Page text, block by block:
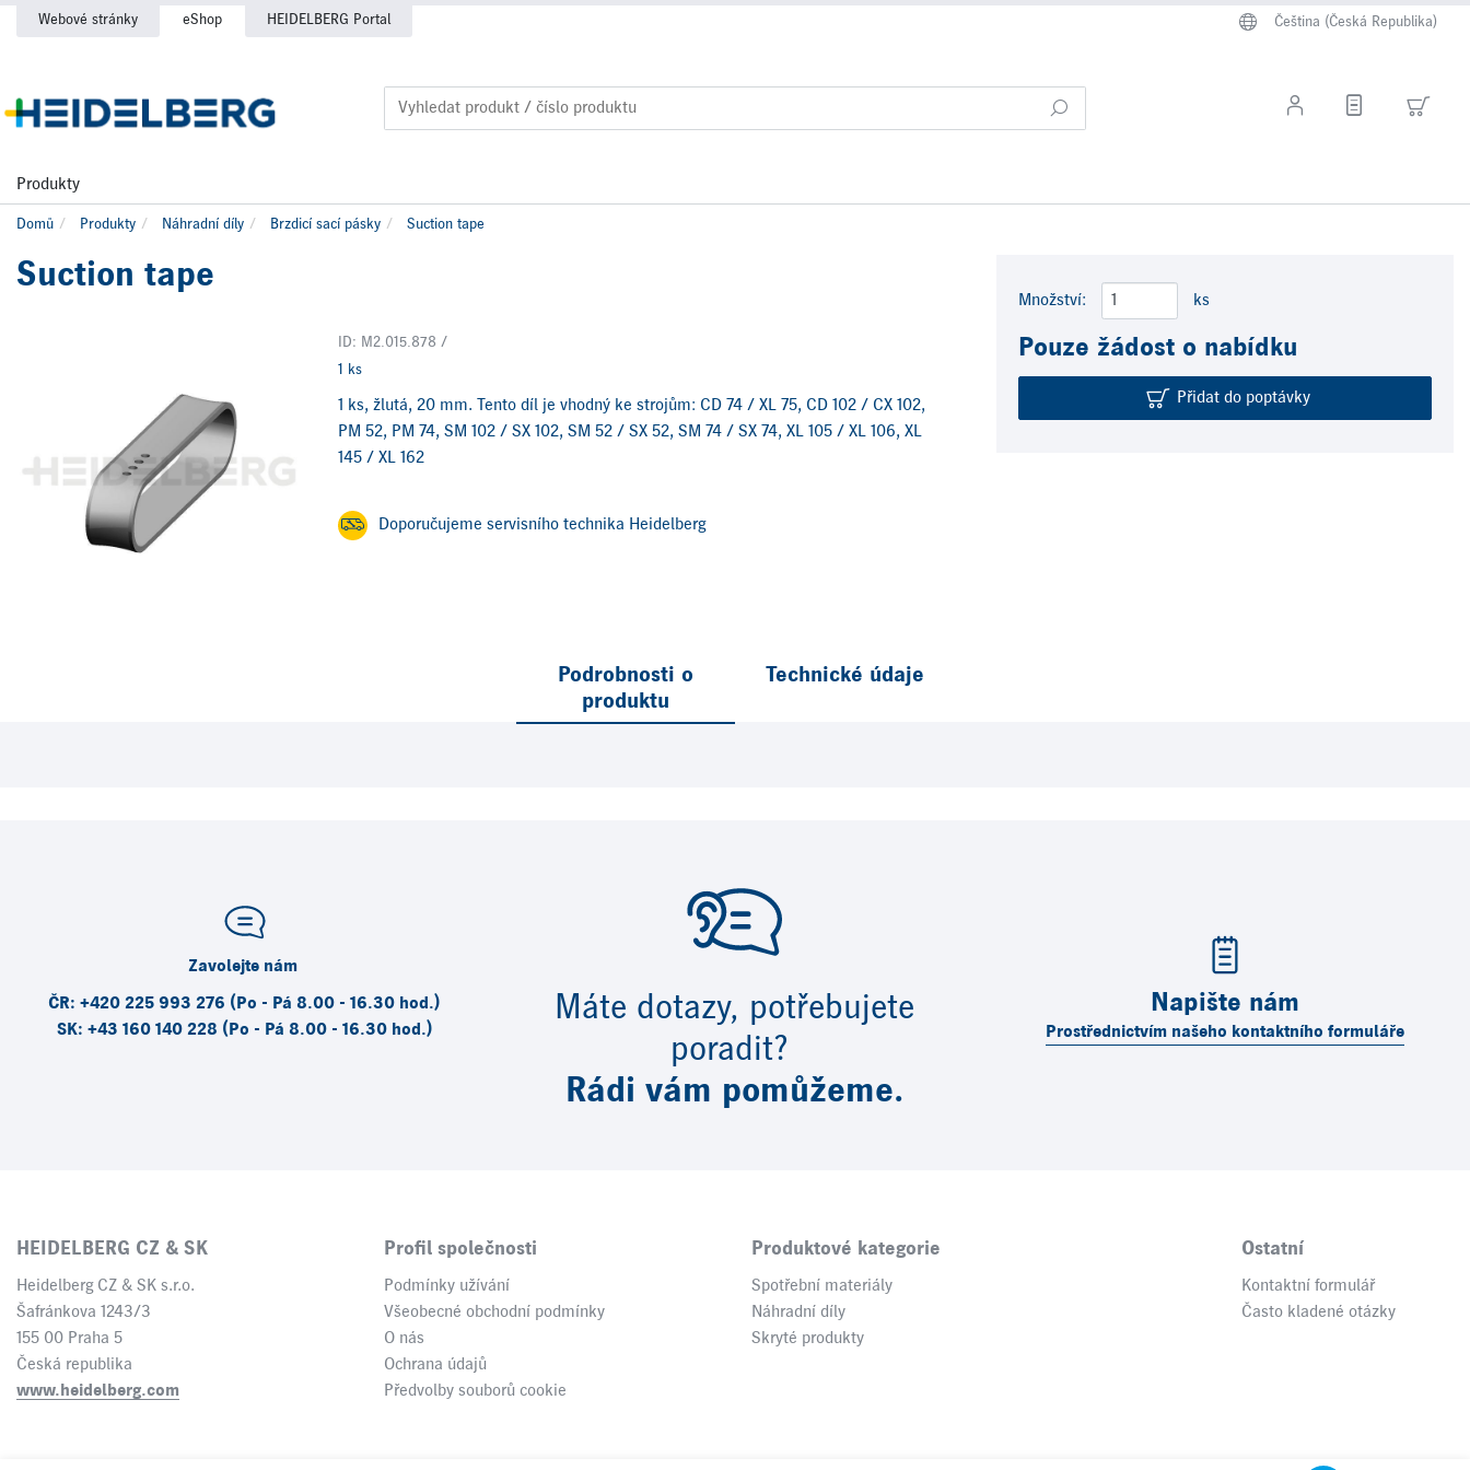
Webové stránky eShop HEIDELBERG Portal
Produkty
Čeština (Česká Republika)
Domů Produkty Náhradní díly Brzdicí sací pásky Suction tape
Suction tape
ID: M2.015.878 /
1 ks
1 ks, žlutá, 20 mm. Tento díl je vhodný ke strojům: CD 74 / XL 75, CD 102 / CX 102,
PM 52, PM 74, SM 102 / SX 102, SM 52 / SX 52, SM 74 / SX 74, XL 105 / XL 106, XL
145 / XL 162
Doporučujeme servisního technika Heidelberg
Množství: ks
Pouze žádost o nabídku
Přidat do poptávky
Podrobnosti o
produktu
Technické údaje
Máte dotazy, potřebujete
poradit?
Rádi vám pomůžeme.
Zavolejte nám
ČR: +420 225 993 276 (Po - Pá 8.00 - 16.30 hod.)
SK: +43 160 140 228 (Po - Pá 8.00 - 16.30 hod.)
Napište nám
Prostřednictvím našeho kontaktního formuláře
HEIDELBERG CZ & SK
Heidelberg CZ & SK s.r.o.
Šafránkova 1243/3
155 00 Praha 5
Česká republika
www.heidelberg.com
Profil společnosti
Podmínky užívání
Všeobecné obchodní podmínky
O nás
Ochrana údajů
Předvolby souborů cookie
Produktové kategorie
Spotřební materiály
Náhradní díly
Skryté produkty
Ostatní
Kontaktní formulář
Často kladené otázky